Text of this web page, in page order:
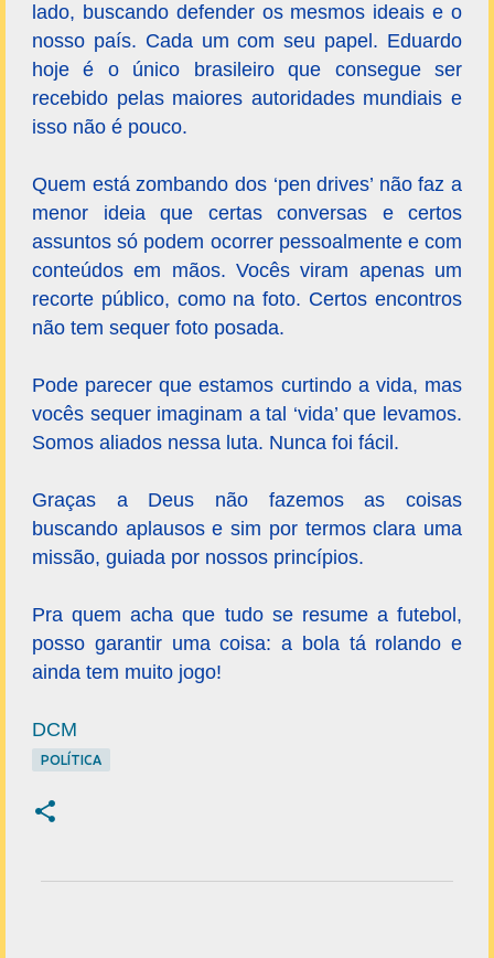
lado, buscando defender os mesmos ideais e o
nosso país. Cada um com seu papel. Eduardo
hoje é o único brasileiro que consegue ser
recebido pelas maiores autoridades mundiais e
isso não é pouco.
Quem está zombando dos ‘pen drives’ não faz a
menor ideia que certas conversas e certos
assuntos só podem ocorrer pessoalmente e com
conteúdos em mãos. Vocês viram apenas um
recorte público, como na foto. Certos encontros
não tem sequer foto posada.
Pode parecer que estamos curtindo a vida, mas
vocês sequer imaginam a tal ‘vida’ que levamos.
Somos aliados nessa luta. Nunca foi fácil.
Graças a Deus não fazemos as coisas
buscando aplausos e sim por termos clara uma
missão, guiada por nossos princípios.
Pra quem acha que tudo se resume a futebol,
posso garantir uma coisa: a bola tá rolando e
ainda tem muito jogo!
DCM
POLÍTICA